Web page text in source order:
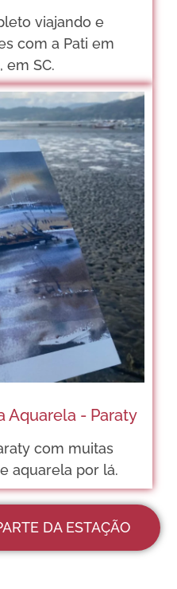
viajando e
com a Pati em
em SC.
Aquarela - Paraty
com muitas
aquarela por lá.
DA ESTAÇÃO